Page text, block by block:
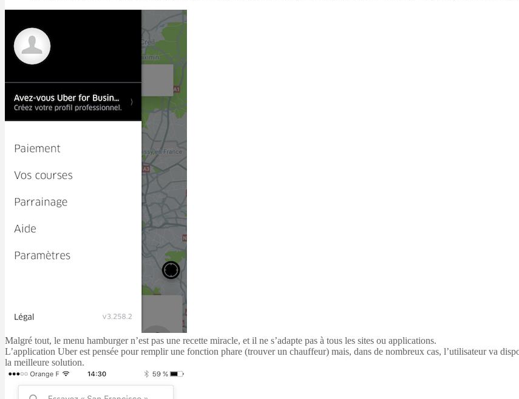
Malgré tout, le menu hamburger n’est pas une recette miracle, et il ne s’adapte pas à tous les sites ou applications.
L’application Uber est pensée pour remplir une fonction phare (trouver un chauffeur) mais, dans de nombreux cas, l’utilisateur va
la meilleure solution.